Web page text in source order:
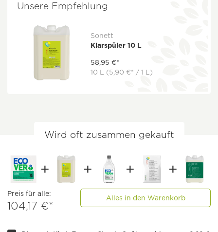
Unsere Empfehlung
Sonett
Klarspüler 10 L
58,95 €*
10 L (5,90 €* / 1 L)
Wird oft zusammen gekauft
Preis für alle:
104,17 €*
Alles in den Warenkorb